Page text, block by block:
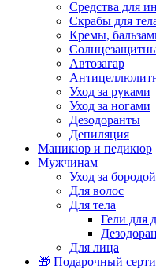
Средства для
Скрабы для
Кремы,
Автозагар
Уход за руками
Уход за ногами
Дезодоранты
Депиляция
Маникюр и педикюр
Мужчинам
Уход за
Для волос
Для тела
Гели для
Для лица
🎁 Подарочный